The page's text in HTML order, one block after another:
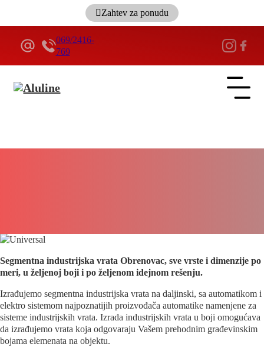
Zahtev za ponudu
069/2416-
769
Segmentna industrijska vrata Obrenovac, sve vrste i dimenzije po
meri, u željenoj boji i po željenom idejnom rešenju.
Izrađujemo segmentna industrijska vrata na daljinski, sa automatikom i
elektro sistemom najpoznatijih proizvođača automatike namenjene za
sisteme industrijskih vrata. Izrada industrijskih vrata u boji omogućava
da izrađujemo vrata koja odgovaraju Vašem prehodnim građevinskim
bojama elemenata na objektu.